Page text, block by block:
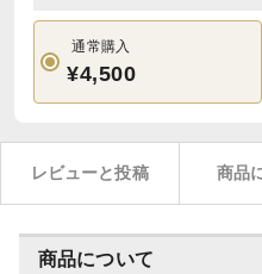
通常購入
¥4,500
レビューと投稿 商品
商品について